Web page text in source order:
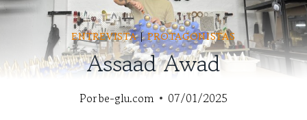
ENTREVISTA|PROTAGONISTAS
Assaad Awad
Porbe-glu.com 07/01/2025